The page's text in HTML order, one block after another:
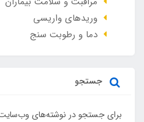
وريدهاي واريسي
دما و رطوبت سنج
جستجو
برای جستجو در نوشته‌های